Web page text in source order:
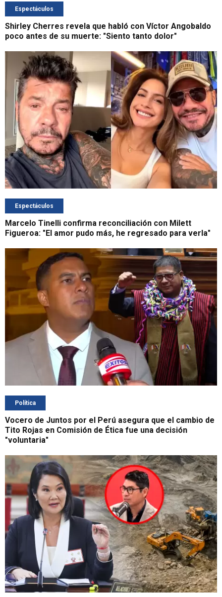
Espectáculos
Shirley Cherres revela que habló con Víctor Angobaldo
poco antes de su muerte: "Siento tanto dolor"
Espectáculos
Marcelo Tinelli confirma reconciliación con Milett
Figueroa: "El amor pudo más, he regresado para verla"
Política
Vocero de Juntos por el Perú asegura que el cambio de
Tito Rojas en Comisión de Ética fue una decisión
"voluntaria"